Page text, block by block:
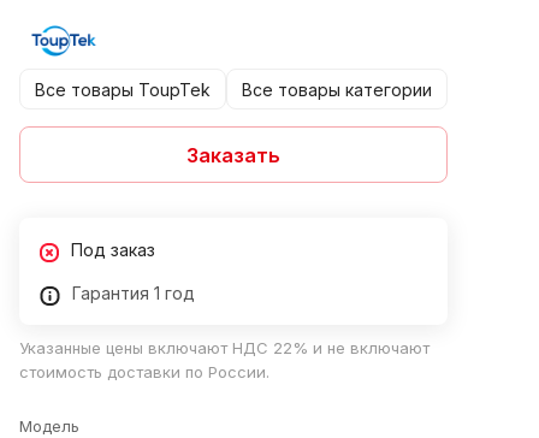
Все товары ToupTek Все товары категории
Заказать
Под заказ
Гарантия 1 год
Указанные цены включают НДС 22% и не включают
стоимость доставки по России.
Модель